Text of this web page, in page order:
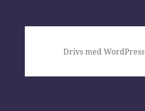
Drivs med WordPress